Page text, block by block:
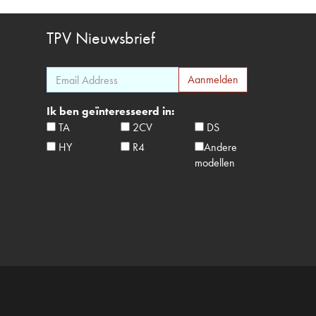
TPV Nieuwsbrief
Ik ben geïnteresseerd in:
TA
2CV
DS
HY
R4
Andere
modellen